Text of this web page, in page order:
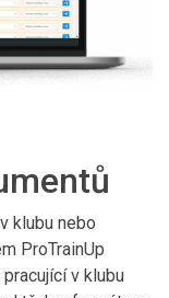
klubu nebo
ProTrainUp
v klubu